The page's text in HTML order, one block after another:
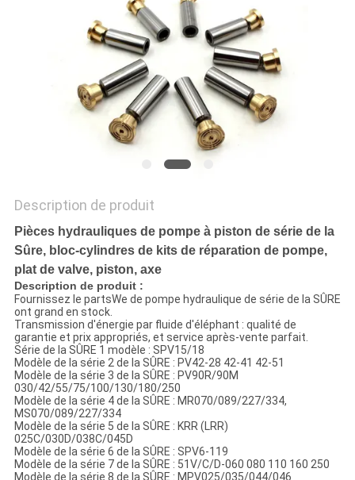
Description de produit
Pièces hydrauliques de pompe à piston de série de la
Sûre, bloc-cylindres de kits de réparation de pompe,
plat de valve, piston, axe
Description de produit :
Fournissez le partsWe de pompe hydraulique de série de la SÛRE
ont grand en stock.
Transmission d'énergie par fluide d'éléphant : qualité de
garantie et prix appropriés, et service après-vente parfait.
Série de la SÛRE 1 modèle : SPV15/18
Modèle de la série 2 de la SÛRE : PV42-28 42-41 42-51
Modèle de la série 3 de la SÛRE : PV90R/90M
030/42/55/75/100/130/180/250
Modèle de la série 4 de la SÛRE : MR070/089/227/334,
MS070/089/227/334
Modèle de la série 5 de la SÛRE : KRR (LRR)
025C/030D/038C/045D
Modèle de la série 6 de la SÛRE : SPV6-119
Modèle de la série 7 de la SÛRE : 51V/C/D-060 080 110 160 250
Modèle de la série 8 de la SÛRE : MPV025/035/044/046